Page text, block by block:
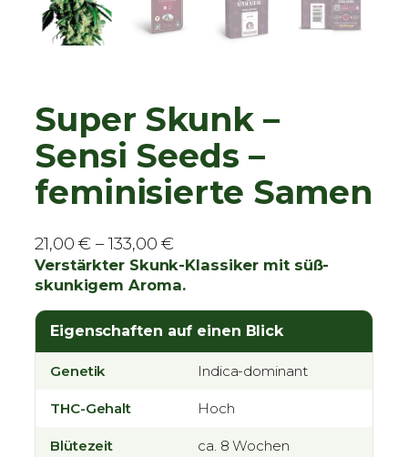
Super Skunk –
Sensi Seeds –
feminisierte Samen
21,00€ –133,00€
r
e
i
s
s
Verstärkter Skunk-Klassiker mit süß-
skunkigem Aroma.
Eigenschaften auf einen Blick
Genetik Indica-dominant
THC-Gehalt Hoch
Blütezeit ca. 8 Wochen